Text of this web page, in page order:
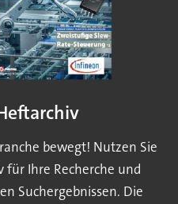
bewegt! Nutzen Sie
Ihre Recherche und
Suchergebnissen. Die